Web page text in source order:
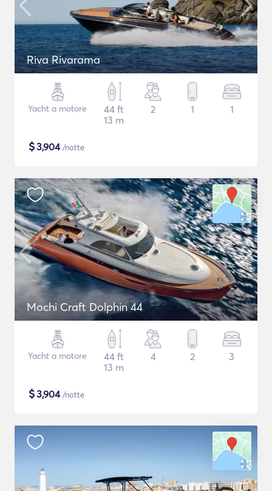
Riva Rivarama
Yacht a motore
44 ft
13 m
2 1 1
$3,904/notte
Mochi Craft Dolphin 44
Yacht a motore
44 ft
13 m
4 2 3
$3,904/notte